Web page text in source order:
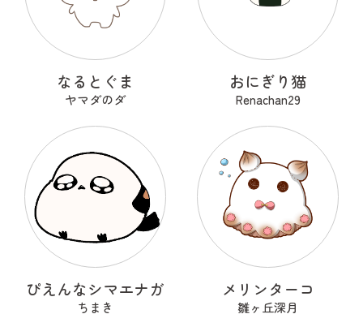
なるとぐま
ヤマダのダ
おにぎり猫
Renachan29
ぴえんなシマエナガ
ちまき
メリンターコ
雛ヶ丘深月